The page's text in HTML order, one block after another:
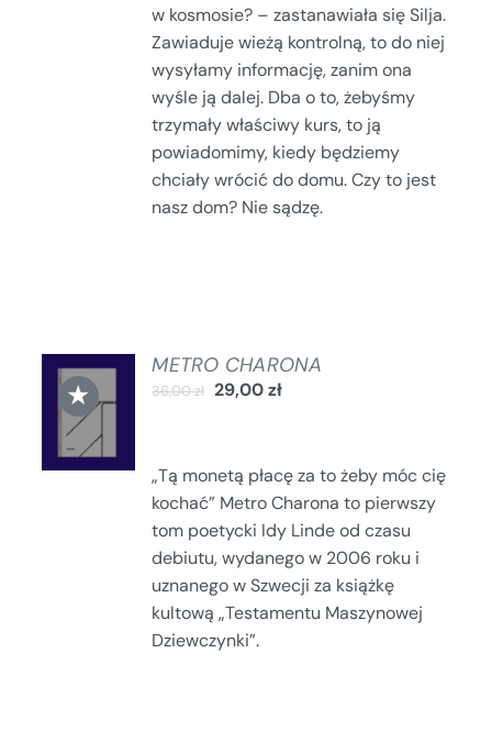
w kosmosie? – zastanawiała się Silja.
Zawiaduje wieżą kontrolną, to do niej
wysyłamy informację, zanim ona
wyśle ją dalej. Dba o to, żebyśmy
trzymały właściwy kurs, to ją
powiadomimy, kiedy będziemy
chciały wrócić do domu. Czy to jest
nasz dom? Nie sądzę.
★
DODAJ
DO
KOSZYKA
/
SZCZEGÓŁY
METRO CHARONA
36,00zł 29,00zł
„Tą monetą płacę za to żeby móc cię
kochać” Metro Charona to pierwszy
tom poetycki Idy Linde od czasu
debiutu, wydanego w 2006 roku i
uznanego w Szwecji za książkę
kultową „Testamentu Maszynowej
Dziewczynki”.